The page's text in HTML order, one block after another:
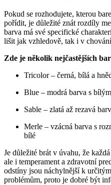
Pokud se rozhodujete, kterou
pořídit, je důležité znát rozdíly
barva má své specifické
lišit jak vzhledově, tak i v
Zde je několik nejčastějších
Tricolor – černá, bílá a
Blue – modrá barva s
Sable – zlatá až rezavá
Merle – vzácná barva s
bílé
Je důležité brát v úvahu, že
ale i temperament a zdravotní
odstíny jsou náchylnější k
problémům, proto je dobré být